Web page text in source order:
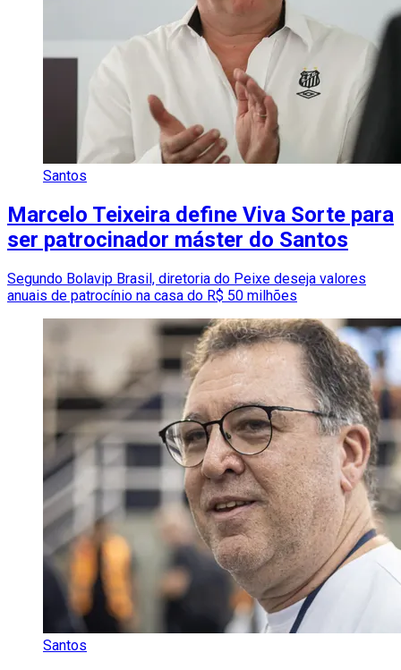
Santos
Marcelo Teixeira define Viva Sorte para
ser patrocinador máster do Santos
Segundo Bolavip Brasil, diretoria do Peixe deseja valores
anuais de patrocínio na casa do R$ 50 milhões
Santos